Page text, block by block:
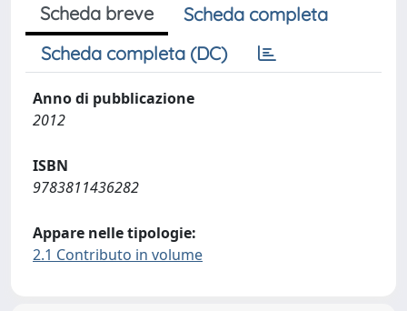
Scheda breve
Scheda completa
Scheda completa (DC)
Anno di pubblicazione
2012
ISBN
9783811436282
Appare nelle tipologie:
2.1 Contributo in volume